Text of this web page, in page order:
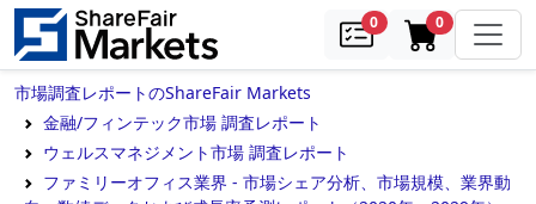
0samples0in cart
市場調査レポートのShareFair Markets
金融/フィンテック市場 調査レポート
ウェルスマネジメント市場 調査レポート
ファミリーオフィス業界 - 市場シェア分析、市場規模、業界動